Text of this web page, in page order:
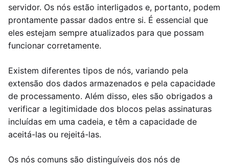
servidor. Os nós estão interligados e, portanto, podem
prontamente passar dados entre si. É essencial que
eles estejam sempre atualizados para que possam
funcionar corretamente.
Existem diferentes tipos de nós, variando pela
extensão dos dados armazenados e pela capacidade
de processamento. Além disso, eles são obrigados a
verificar a legitimidade dos blocos pelas assinaturas
incluídas em uma cadeia, e têm a capacidade de
aceitá-las ou rejeitá-las.
Os nós comuns são distinguíveis dos nós de